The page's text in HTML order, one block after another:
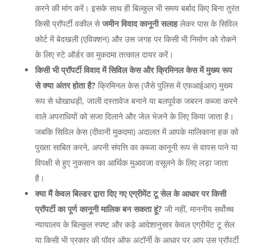
करने की मांग करें। इसके साथ ही बिल्कुल भी समय बर्बाद किए बिना तुरंत
किसी प्रॉपर्टी वकील सेजमीन विवाद कानूनी सलाहलेकर पास के सिविल
कोर्ट में बेदखली (एविक्शन) और उस जगह पर किसी भी निर्माण को रोकने
के लिए स्टे ऑर्डर का मुकदमा तत्काल दायर करें।
किसी भी प्रॉपर्टी विवाद में सिविल केस और क्रिमिनल केस में मुख्य रूप
से क्या अंतर होता है?क्रिमिनल केस (जैसे पुलिस में एफआईआर) मुख्य
रूप से धोखाधड़ी, जाली दस्तावेज बनाने या बलपूर्वक जबरन कब्जा करने
वाले अपराधियों को सजा दिलाने और जेल भेजने के लिए किया जाता है।
जबकि सिविल केस (दीवानी मुकदमा) अदालत में आपके मालिकाना हक को
पुख्ता साबित करने, अपनी संपत्ति का कब्जा कानूनी रूप से वापस पाने या
विपक्षी से हुए नुकसान का आर्थिक मुआवजा वसूलने के लिए लड़ा जाता
है।
क्या मैं केवल बिल्डर द्वारा दिए गए एग्रीमेंट टू सेल के आधार पर किसी
प्रॉपर्टी का पूर्ण कानूनी मालिक बन सकता हूं?जी नहीं, माननीय सर्वोच्च
न्यायालय के बिल्कुल स्पष्ट और कड़े आदेशानुसार केवल एग्रीमेंट टू सेल
या किसी भी प्रकार की पॉवर ऑफ अटॉर्नी के आधार पर आप उस प्रॉपर्टी